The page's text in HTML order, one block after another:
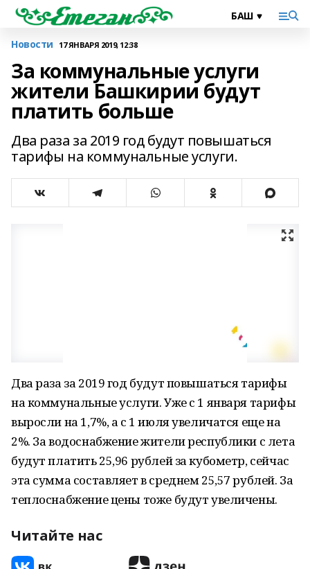
Новости 17 ЯНВАРЯ 2019, 12:38
За коммунальные услуги
жители Башкирии будут
платить больше
Два раза за 2019 год будут повышаться
тарифы на коммунальные услуги.
Два раза за 2019 год будут повышаться тарифы
на коммунальные услуги. Уже с 1 января тарифы
выросли на 1,7%, а с 1 июля увеличатся еще на
2%. За водоснабжение жители республики с лета
будут платить 25,96 рублей за кубометр, сейчас
эта сумма составляет в среднем 25,57 рублей. За
теплоснабжение цены тоже будут увеличены.
Читайте нас